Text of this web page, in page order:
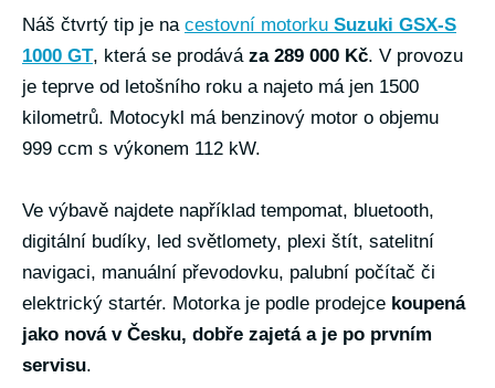
Náš čtvrtý tip je na cestovní motorku Suzuki GSX-S
1000 GT, která se prodává za 289 000 Kč. V provozu
je teprve od letošního roku a najeto má jen 1500
kilometrů. Motocykl má benzinový motor o objemu
999 ccm s výkonem 112 kW.
Ve výbavě najdete například tempomat, bluetooth,
digitální budíky, led světlomety, plexi štít, satelitní
navigaci, manuální převodovku, palubní počítač či
elektrický startér. Motorka je podle prodejce koupená
jako nová v Česku, dobře zajetá a je po prvním
servisu.